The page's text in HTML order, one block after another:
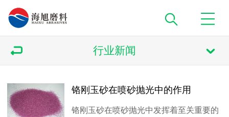
行业新闻
铬刚玉砂在喷砂抛光中的作用
铬刚玉砂在喷砂抛光​中发挥着至关重要的